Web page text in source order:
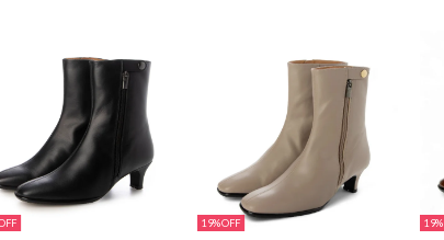
19% 19%